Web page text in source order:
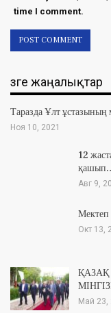
time I comment.
Өзге жаңалықтар
Таразда Ұлт
Ноя 10, 2021
12
Авг 9,
Мектеп
Окт 13,
Май 23,